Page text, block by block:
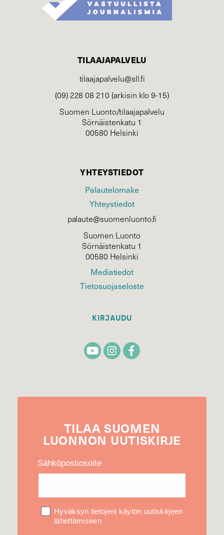
TILAAJAPALVELU
tilaajapalvelu@sll.fi
(09) 228 08 210 (arkisin klo 9-15)
Suomen Luonto/tilaajapalvelu
Sörnäistenkatu 1
00580 Helsinki
YHTEYSTIEDOT
Palautelomake
Yhteystiedot
palaute@suomenluonto.fi
Suomen Luonto
Sörnäistenkatu 1
00580 Helsinki
Mediatiedot
Tietosuojaseloste
KIRJAUDU
TILAA SUOMEN
LUONNON UUTIS­KIRJE
Sähköpostiosoite
Hyväksyn tietojeni käytön uutiskirjeen
lähettämiseen